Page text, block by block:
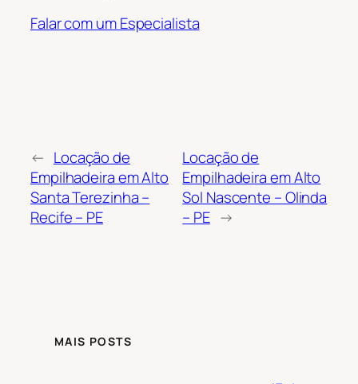
Falar com um Especialista
← Locação de
Empilhadeira em Alto
Santa Terezinha –
Recife – PE
Locação de
Empilhadeira em Alto
Sol Nascente – Olinda
– PE →
MAIS POSTS